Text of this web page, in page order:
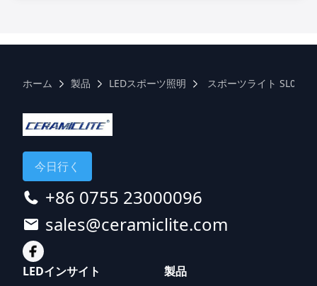
ホーム 製品 LEDスポーツ照明 スポーツライト SL04
今日行く
+86 0755 23000096
sales@ceramiclite.com
LEDインサイト
製品